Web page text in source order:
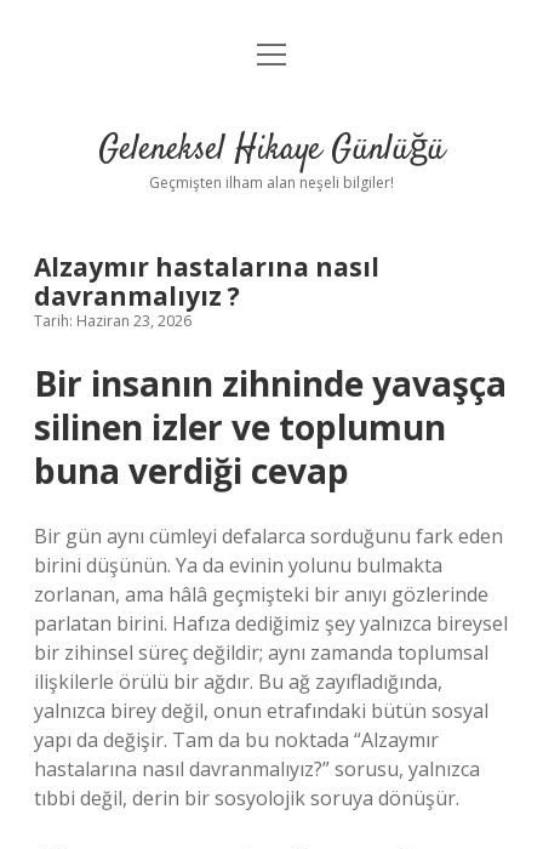
Anasayfa
Yasal Uyarı
menüyü
Geleneksel Hikaye Günlüğü
Geçmişten ilham alan neşeli bilgiler!
Alzaymır hastalarına nasıl
davranmalıyız ?
Tarih: Haziran 23, 2026
Bir insanın zihninde yavaşça
silinen izler ve toplumun
buna verdiği cevap
Bir gün aynı cümleyi defalarca sorduğunu fark eden
birini düşünün. Ya da evinin yolunu bulmakta
zorlanan, ama hâlâ geçmişteki bir anıyı gözlerinde
parlatan birini. Hafıza dediğimiz şey yalnızca bireysel
bir zihinsel süreç değildir; aynı zamanda toplumsal
ilişkilerle örülü bir ağdır. Bu ağ zayıfladığında,
yalnızca birey değil, onun etrafındaki bütün sosyal
yapı da değişir. Tam da bu noktada “Alzaymır
hastalarına nasıl davranmalıyız?” sorusu, yalnızca
tıbbi değil, derin bir sosyolojik soruya dönüşür.